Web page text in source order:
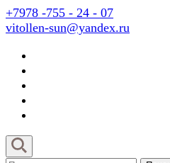
Перейти
к
(нажмите
Enter)
+7978 -755 - 24 - 07
vitollen-sun@yandex.ru